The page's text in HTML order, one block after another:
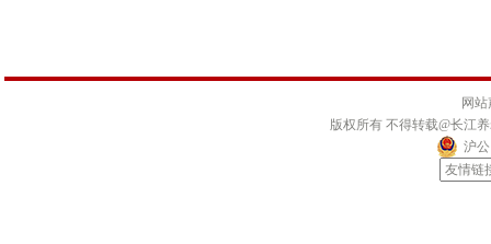
网
版权所有 不得转载@长江
沪公